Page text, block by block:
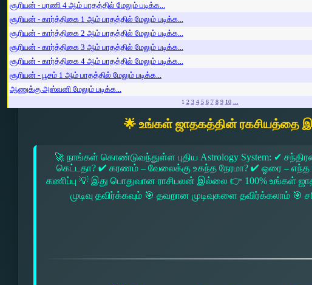
சூரியன் - பரணி 4 ஆம் பாதத்தில் மேலும் படிக்க...
சூரியன் - கார்த்திகை 1 ஆம் பாதத்தில் மேலும் படிக்க...
சூரியன் - கார்த்திகை 2 ஆம் பாதத்தில் மேலும் படிக்க...
சூரியன் - கார்த்திகை 3 ஆம் பாதத்தில் மேலும் படிக்க...
சூரியன் - கார்த்திகை 4 ஆம் பாதத்தில் மேலும் படிக்க...
சூரியன் - பூசம் 1 ஆம் பாதத்தில் மேலும் படிக்க...
ஆணுக்கு அஸ்வனி மேலும் படிக்க...
1 2 3 4 5 6 7 8 9 10 ...
🌟 உங்கள் ஜாதகத்தின் ரகசியத்தை
🚀 நாங்கள் கொண்டுவந்துள்ள புதிய Astrology System: ✔
கெட்டதா? ✔ கரணம் – வேலைக்கு உகந்த நேரமா? ✔ ஓரை – எந்த
கணிப்பு 💡 இது பொதுவான ராசிபலன் இல்லை 👉 100% உங்கள்
முடிவு தவிர்க்கவும் 🎯 தவறான முடிவுகளை தவிர்க்கலாம்